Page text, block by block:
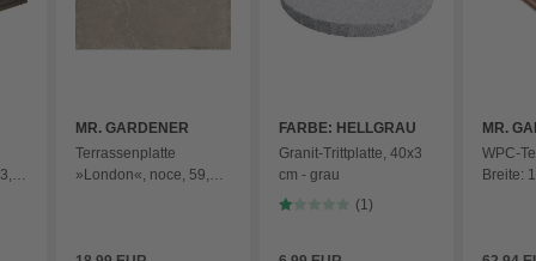
MR. GARDENER
Terrassenplatte
»London«, noce, 59,5 x
FARBE: HELLGRAU
Granit-Trittplatte, 40x3
cm - grau
(1)
MR.
WPC-
Breite: